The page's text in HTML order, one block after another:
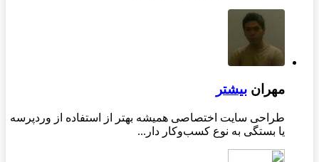
مهران بیشتر
طراحی سایت اختصاصی همیشه بهتر از استفاده از وردپرسه
یا بستگی به نوع کسب‌وکار دار...